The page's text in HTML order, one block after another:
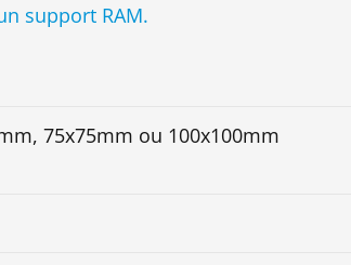
support RAM.
75x75mm ou 100x100mm